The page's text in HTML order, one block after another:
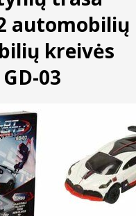
automobilių
kreivės
03